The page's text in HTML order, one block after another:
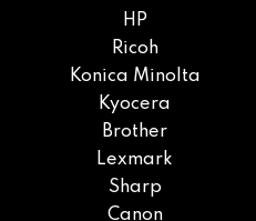
HP
Ricoh
Konica Minolta
Kyocera
Brother
Lexmark
Sharp
Canon